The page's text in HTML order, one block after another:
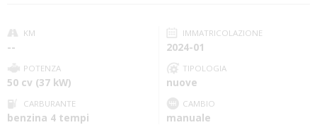
KM
--
IMMATRICOLAZIONE
2024-01
POTENZA
50 cv (37 kW)
TIPOLOGIA
nuove
CARBURANTE
benzina 4 tempi
CAMBIO
manuale